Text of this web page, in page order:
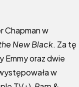
Chapman w
New Black. Za tę
Emmy oraz dwie
w